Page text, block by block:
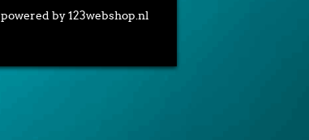
powered by 123webshop.nl